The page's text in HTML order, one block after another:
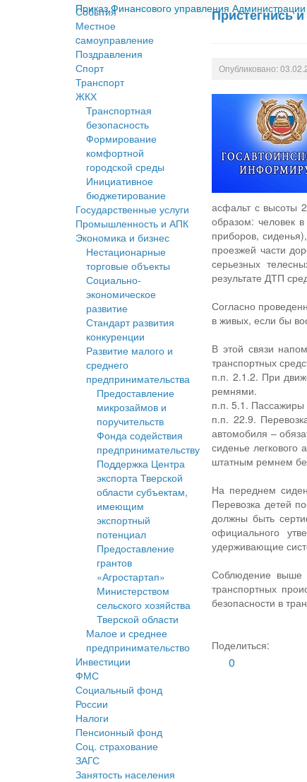
Приказ Финансового управления
События
Местное
cамоуправление
Поздравления
Спорт
Транспорт
ЖКХ
Транспортная
безопасность
Формирование
комфортной
городской среды
Инициативное
бюджетирование
Государственные услуги
Промышленность и АПК
Экономика и бизнес
Нестационарные
торговые объекты
Социально-
экономическое
развитие
Стандарт развития
конкуренции
Развитие малого и
среднего
предпринимательства
Предоставление
микрозаймов и
поручительств
Фонда содействия
предпринимательству
Поддержка Центра
экспорта Тверской
области субъектам,
имеющим
экспортный
потенциал
Предоставление
грантов
«Агростартап»
Министерством
сельского хозяйства
Тверской области
Малое и среднее
предпринимательство
Инвестиции
ФМС
Социальный фонд
России
Налоги
Пенсионный фонд
Соц. страхование
ЗАГС
Занятость населения
Пристегнись
Опубликовано:
асфальт с высоты
образом: человек
приборов,
проезжей части
серьезных
результате ДТП
Согласно
в живых, если бы
В этой связи
транспортных
п.п. 2.1.2. При
ремнями.
п.п. 5.1. Пассажиры
п.п. 22.9.
автомобиля –
сиденье легкового
штатным ремнем
На переднем
Перевозка детей
должны быть
официального
удерживающие
Соблюдение выше
транспортных
безопасности в
Поделиться:
0